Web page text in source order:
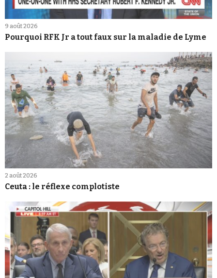
9 août 2026
Pourquoi RFK Jr a tout faux sur la maladie de Lyme
2 août 2026
Ceuta : le réflexe complotiste